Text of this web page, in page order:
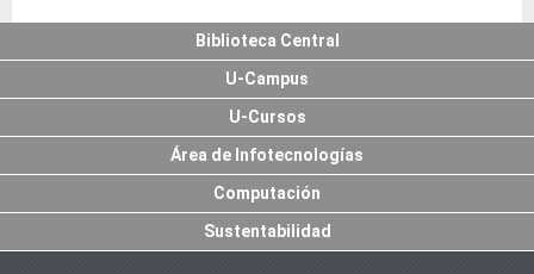
Biblioteca Central
U-Campus
U-Cursos
Área de Infotecnologías
Computación
Sustentabilidad